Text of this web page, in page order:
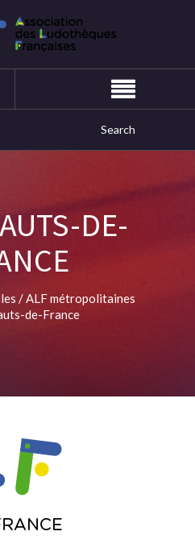
DE-
/ALF métropolitaines
de-France